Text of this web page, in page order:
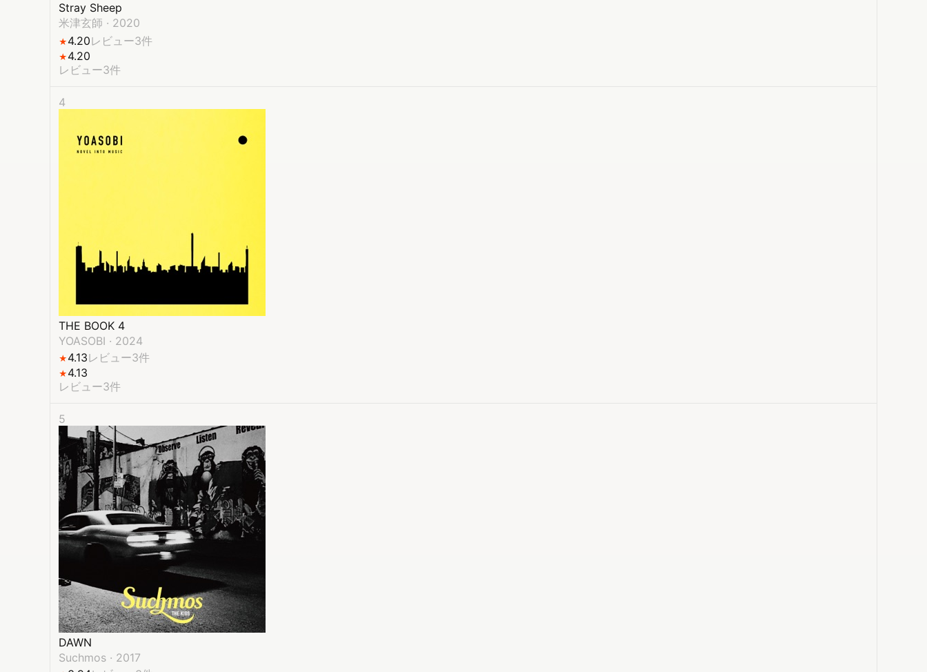
Stray Sheep
米津玄師 · 2020
★ 4.20レビュー3件
★ 4.20
レビュー3件
4
THE BOOK 4
YOASOBI · 2024
★ 4.13レビュー3件
★ 4.13
レビュー3件
5
DAWN
Suchmos · 2017